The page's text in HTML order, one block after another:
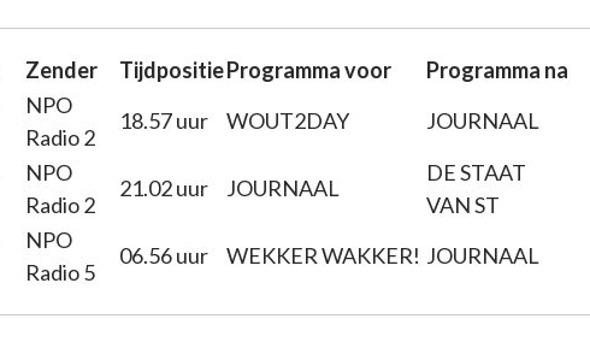
Zender TijdpositieProgramma voor
Programma na
NPO
Radio 2
18.57 uur WOUT2DAY
JOURNAAL
NPO
Radio 2
21.02 uur JOURNAAL
DE STAAT
VAN ST
NPO
Radio 5
06.56 uur WEKKER WAKKER! JOURNAAL